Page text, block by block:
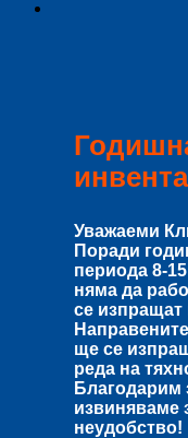
Уважаеми
Поради
периода 8-
няма да
се изпращат
ще се
реда на
Благодарим
извиняваме
неудобство!